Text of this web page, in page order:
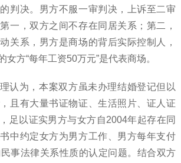
判决。男方不服一审判决，上诉至二审
一，双方之间不存在同居关系；第二，
关系，男方是商场的背后实际控制人，
女方“每年工资50万元”是代表商场。
认为，本案双方虽未办理结婚登记但以
且有大量书证物证、生活照片、证人证
足以证实男方与女方自2004年起存在同
中约定女方为男方工作、男方每年支付
事法律关系性质的认定问题。结合双方